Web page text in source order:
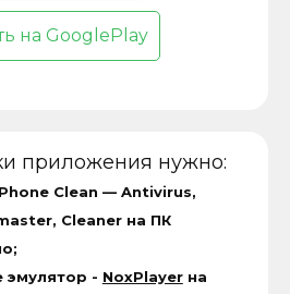
на GooglePlay
приложения нужно:
Clean — Antivirus,
Cleaner на ПК
эмулятор - NoxPlayerна